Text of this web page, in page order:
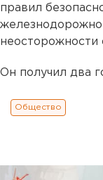
правил
неосторожности
Он получил два
Общество